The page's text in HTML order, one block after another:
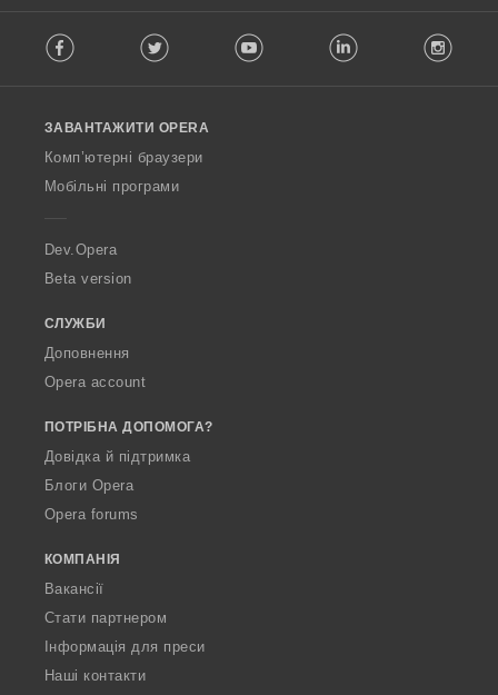
o
w
O
p
a
Facebook Twitter Youtube LinkedIn
ЗАВАНТАЖИТИ OPERA
Комп’ютерні браузери
Мобільні програми
Dev.Opera
Beta version
СЛУЖБИ
Доповнення
Opera account
ПОТРІБНА ДОПОМОГА?
Довідка й підтримка
Блоги Opera
Opera forums
КОМПАНІЯ
Вакансії
Стати партнером
Інформація для преси
Наші контакти